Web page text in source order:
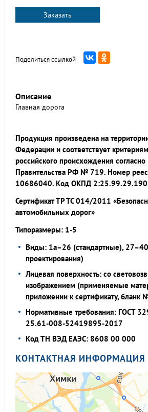
Заказать
Поделиться ссылкой
Описание
Главная дорога
Продукция произведена на
Федерации и соответствует
российского происхождения
Правительства РФ № 719. Номер
10686040. Код ОКПД
Сертификат ТР ТС 014/2011
автомобильных дорог»
Типоразмеры: 1-5
Виды: 1а–26 (стандартные),
проектирования)
Лицевая поверхность: со
изображением (применяемые
приложении к сертификату,
Нормативные требования: ГОСТ
25.61-008-52419895-2017
Код ТН ВЭД ЕАЭС: 8608 00 000
КОНТАКТНАЯ ИНФОРМАЦИЯ